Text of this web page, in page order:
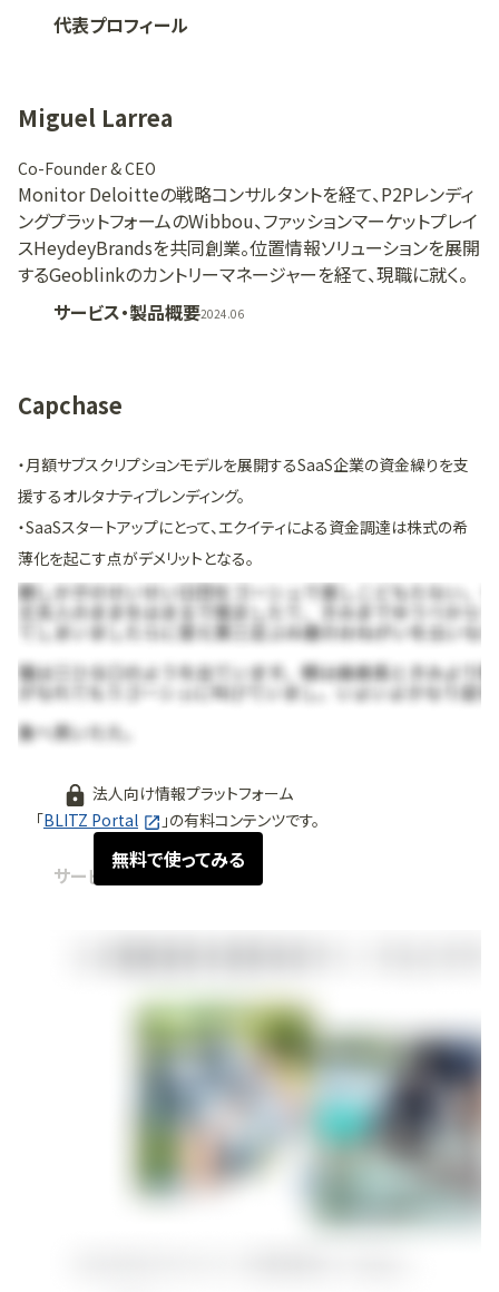
サービス・製品概要2024.06
Capchase
・月額サブスクリプションモデルを展開するSaaS企業の資金繰りを支
援するオルタナティブレンディング。
・SaaSスタートアップにとって、エクイティによる資金調達は株式の希
薄化を起こす点がデメリットとなる。
法人向け情報プラットフォーム
「BLITZ Portal 」の有料コンテンツです。
無料で使ってみる
サービス紹介
代表プロフィール
Miguel Larrea
Co-Founder & CEO
Monitor Deloitteの戦略コンサルタントを経て、P2Pレンディ
ングプラットフォームのWibbou、ファッションマーケットプレイ
スHeydeyBrandsを共同創業。位置情報ソリューションを展開
するGeoblinkのカントリーマネージャーを経て、現職に就く。